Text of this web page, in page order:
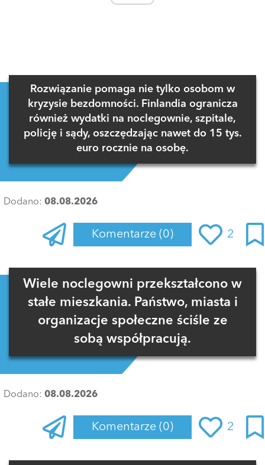
Rozwiązanie pomaga nie tylko osobom w
kryzysie bezdomności. Finlandia ogranicza
również wydatki na noclegownie, szpitale,
policję i sądy, oszczędzając nawet do 15 tys.
euro rocznie na osobę.
Dodano: 08.08.2026
Komentarze (0) 2
Zaloguj się, aby dodać komentarz
Wiele noclegowni przekształcono w
stałe mieszkania. Państwo, miasta i
organizacje społeczne ściśle ze
sobą współpracują.
Dodano: 08.08.2026
Komentarze (0) 2
Zaloguj się, aby dodać komentarz